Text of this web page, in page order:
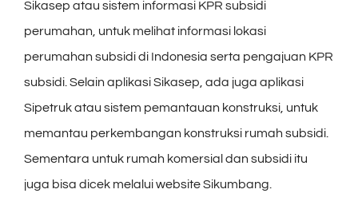
Sikasep atau sistem informasi KPR subsidi
perumahan, untuk melihat informasi lokasi
perumahan subsidi di Indonesia serta pengajuan KPR
subsidi. Selain aplikasi Sikasep, ada juga aplikasi
Sipetruk atau sistem pemantauan konstruksi, untuk
memantau perkembangan konstruksi rumah subsidi.
Sementara untuk rumah komersial dan subsidi itu
juga bisa dicek melalui website Sikumbang.